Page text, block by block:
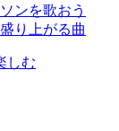
ンを歌おう
り上がる曲
しむ